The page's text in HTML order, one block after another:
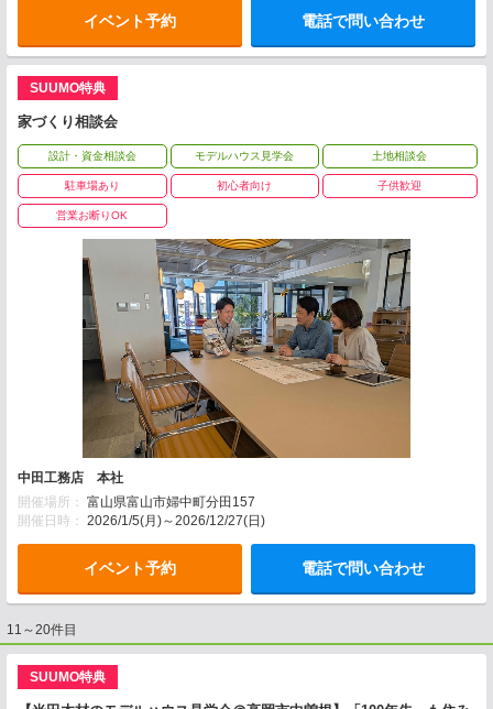
イベント予約 電話で問い合わせ
SUUMO特典
家づくり相談会
設計・資金相談会 モデルハウス見学会 土地相談会
駐車場あり 初心者向け 子供歓迎
営業お断りOK
中田工務店 本社
開催場所： 富山県富山市婦中町分田157
開催日時： 2026/1/5(月)～2026/12/27(日)
イベント予約 電話で問い合わせ
11～20件目
SUUMO特典